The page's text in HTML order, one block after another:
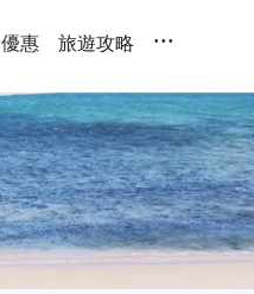
優惠 旅遊攻略 ...